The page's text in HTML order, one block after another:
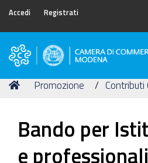
Accedi Registrati
Camera
Commercio
Tu
Home
Promozione Contributi
Bando per
e